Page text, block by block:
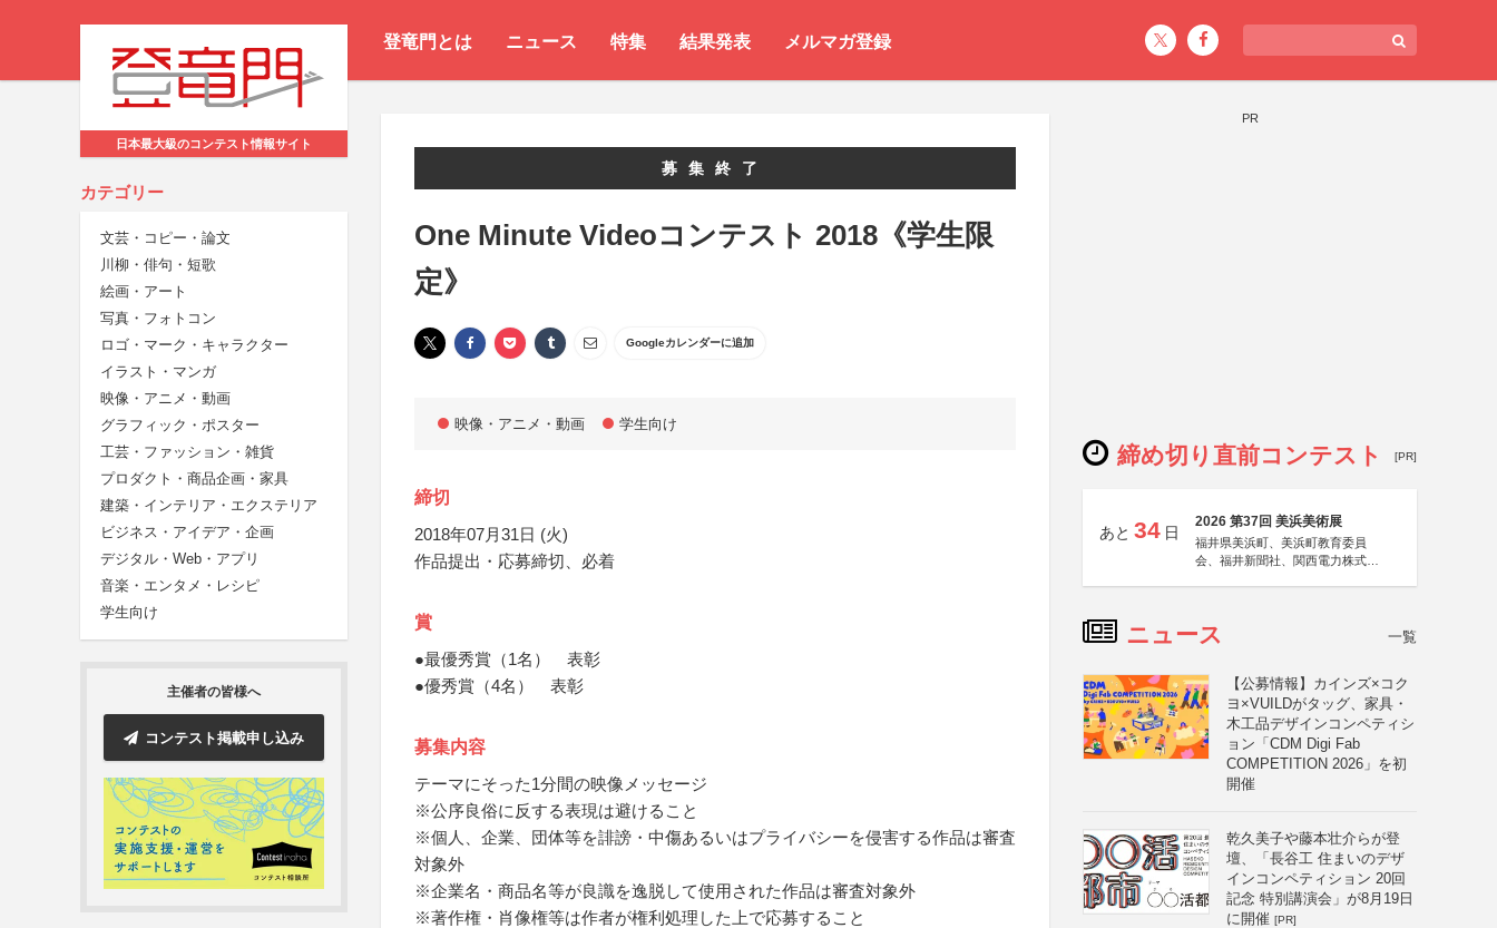
登竜門とは ニュース 特集 結果発表 メルマガ登録
日本最大級のコンテスト情報サイト
カテゴリー
文芸・コピー・論文
川柳・俳句・短歌
絵画・アート
写真・フォトコン
ロゴ・マーク・キャラクター
イラスト・マンガ
映像・アニメ・動画
グラフィック・ポスター
工芸・ファッション・雑貨
プロダクト・商品企画・家具
建築・インテリア・エクステリア
ビジネス・アイデア・企画
デジタル・Web・アプリ
音楽・エンタメ・レシピ
学生向け
主催者の皆様へ
コンテスト掲載申し込み
募集終了
One Minute Videoコンテスト 2018《学生限
定》
Googleカレンダーに追加
映像・アニメ・動画 学生向け
締切
2018年07月31日 (火)
作品提出・応募締切、必着
賞
●最優秀賞（1名） 表彰
●優秀賞（4名） 表彰
募集内容
テーマにそった1分間の映像メッセージ
※公序良俗に反する表現は避けること
※個人、企業、団体等を誹謗・中傷あるいはプライバシーを侵害する作品は審査
対象外
※企業名・商品名等が良識を逸脱して使用された作品は審査対象外
※著作権・肖像権等は作者が権利処理した上で応募すること
PR
締め切り直前コンテスト [PR]
あと 34 日
2026 第37回 美浜美術展
福井県美浜町、美浜町教育委員
会、福井新聞社、関西電力株式会
ニュース 一覧
【公募情報】カインズ×コク
ヨ×VUILDがタッグ、家具・
木工品デザインコンペティシ
ョン「CDM Digi Fab
COMPETITION 2026」を初
開催
乾久美子や藤本壮介らが登
壇、「長谷工 住まいのデザ
インコンペティション 20回
記念 特別講演会」が8月19日
に開催 [PR]